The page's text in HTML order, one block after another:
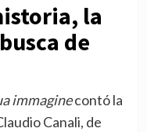
la
de
immaginecontó la
Canali, de